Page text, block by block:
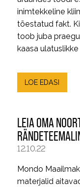
inimtekkeline
tõestatud fakt.
toob juba
kaasa ulatuslikke
LOE EDASI
LEIA OMA
12.10.22
Mondo
materjalid